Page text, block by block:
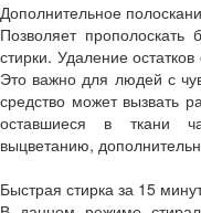
Дополнительное
Позволяет
стирки. Удаление
Это важно для людей с
средство может вызвать
оставшиеся в ткани
выцветанию,
Быстрая стирка за 15